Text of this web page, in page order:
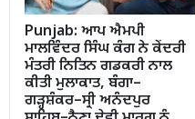
Punjab: ਆਪ ਐਮਪੀ
ਮਾਲਵਿੰਦਰ ਸਿੰਘ ਕੰਗ ਨੇ ਕੇਂਦਰੀ
ਮੰਤਰੀ ਨਿਤਿਨ ਗਡਕਰੀ ਨਾਲ
ਕੀਤੀ ਮੁਲਾਕਾਤ, ਬੰਗਾ–
ਗੜ੍ਹਸ਼ੰਕਰ–ਸ੍ਰੀ ਅਨੰਦਪੁਰ